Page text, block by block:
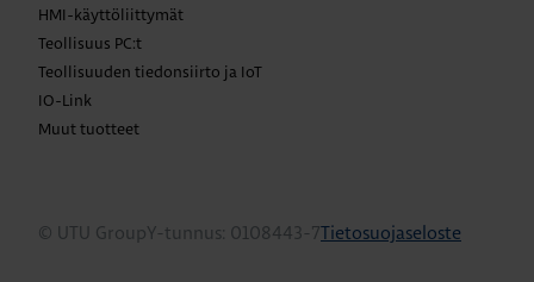
HMI-käyttöliittymät
Teollisuus PC:t
Teollisuuden tiedonsiirto ja IoT
IO-Link
Muut tuotteet
© UTU GroupY-tunnus: 0108443-7Tietosuojaseloste